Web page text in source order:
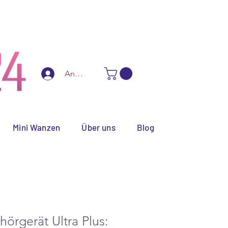
Anmelden
Mini Wanzen Über uns Blog
Ultra Plus: